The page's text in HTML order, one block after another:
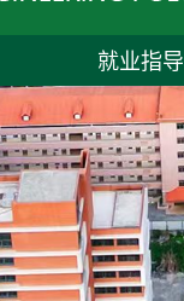
就业指导